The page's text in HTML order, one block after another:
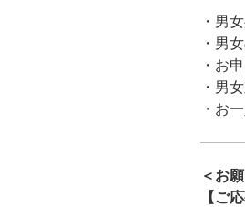
・男
・男
・お
・男
・お
＜お
【ご